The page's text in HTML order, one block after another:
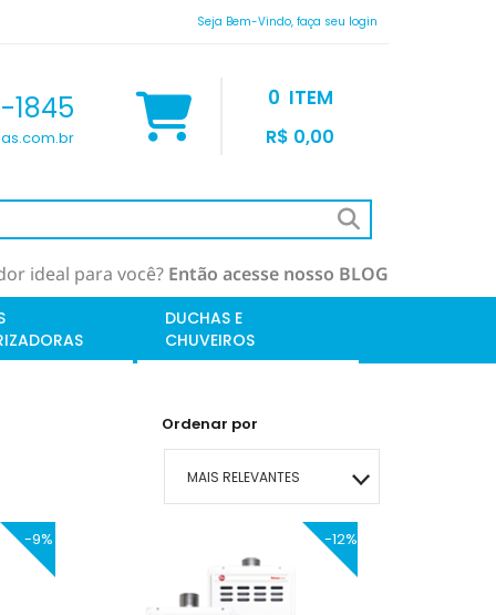
Seja Bem-Vindo, faça seu login
1845 0 ITEM
R$ 0,00
ideal para você? Então acesse nosso BLOG
DUCHAS E
CHUVEIROS
Ordenar por
MAIS RELEVANTES
MENOR PREÇO
-9% -12%